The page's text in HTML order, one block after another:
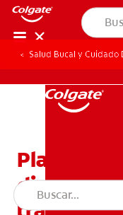
Salud Bucal y
Placa
dientes: